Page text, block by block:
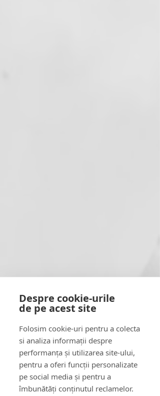
Despre cookie-urile
de pe acest site
Folosim cookie-uri pentru a colecta
si analiza informații despre
performanța și utilizarea site-ului,
pentru a oferi funcții personalizate
pe social media și pentru a
îmbunătăți conținutul reclamelor.